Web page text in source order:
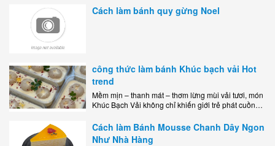
Cách làm bánh quy gừng Noel
công thức làm bánh Khúc bạch vải Hot
trend
Mềm mịn – thanh mát – thơm lừng mùi vải tươi, món
Khúc Bạch Vải không chỉ khiến giới trẻ phát cuồng
Cách làm Bánh Mousse Chanh Dây Ngon
Như Nhà Hàng